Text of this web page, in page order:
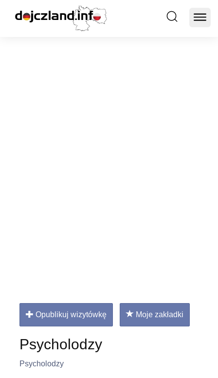
Opublikuj wizytówkę Moje zakładki
Psycholodzy
Psycholodzy